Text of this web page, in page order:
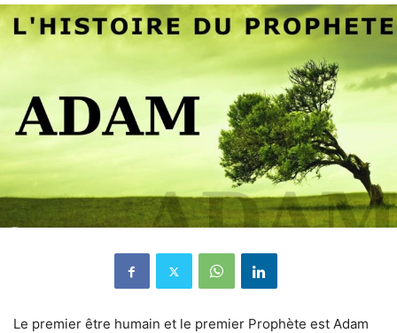
Le premier être humain et le premier Prophète est Adam